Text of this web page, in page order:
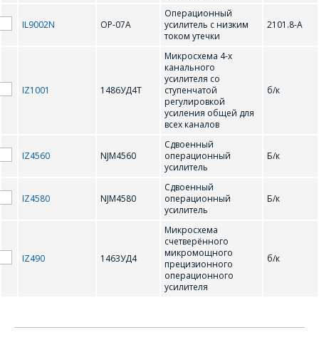
IL9002N ОР-07А
Операционный
усилитель с низким
током утечки
2101.8-А
IZ1001 1486УД4Т
Микросхема 4-х
канального
усилителя со
ступенчатой
регулировкой
усиления общей для
всех каналов
б/к
IZ4560 NJM4560
Сдвоенный
операционный
усилитель
Б/к
IZ4580 NJM4580
Сдвоенный
операционный
усилитель
Б/к
IZ490 1463УД4
Микросхема
счетверённого
микромощного
прецизионного
операционного
усилителя
б/к
Интересующий товар/
услуга, их количество *
Комментарий*
поля
*
Я согласен на
обработку
персональных данных
*- обязательные